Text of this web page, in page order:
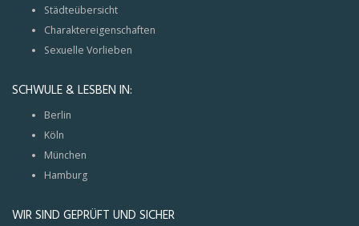
Städteübersicht
Charaktereigenschaften
Sexuelle Vorlieben
SCHWULE & LESBEN IN:
Berlin
Köln
München
Hamburg
WIR SIND GEPRÜFT UND SICHER